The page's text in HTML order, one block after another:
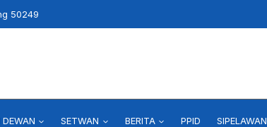
50249
DEWAN SETWAN BERITA PPID SIPELAWAN